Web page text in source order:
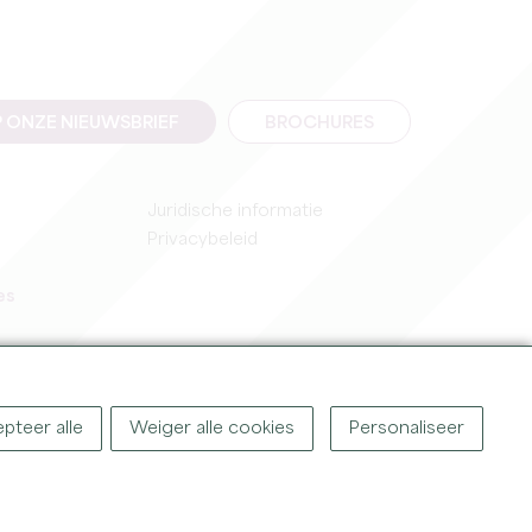
Juridische informatie
Privacybeleid
©2026OFFICE DE TOURISME DU GRAND SAINT-ÉMILIONNAIS
alle Weiger alle cookies Personaliseer